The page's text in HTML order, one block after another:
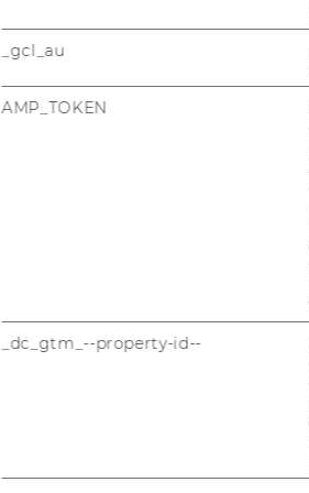
_gcl_au
AMP_TOKEN
_dc_gtm_--property-id--